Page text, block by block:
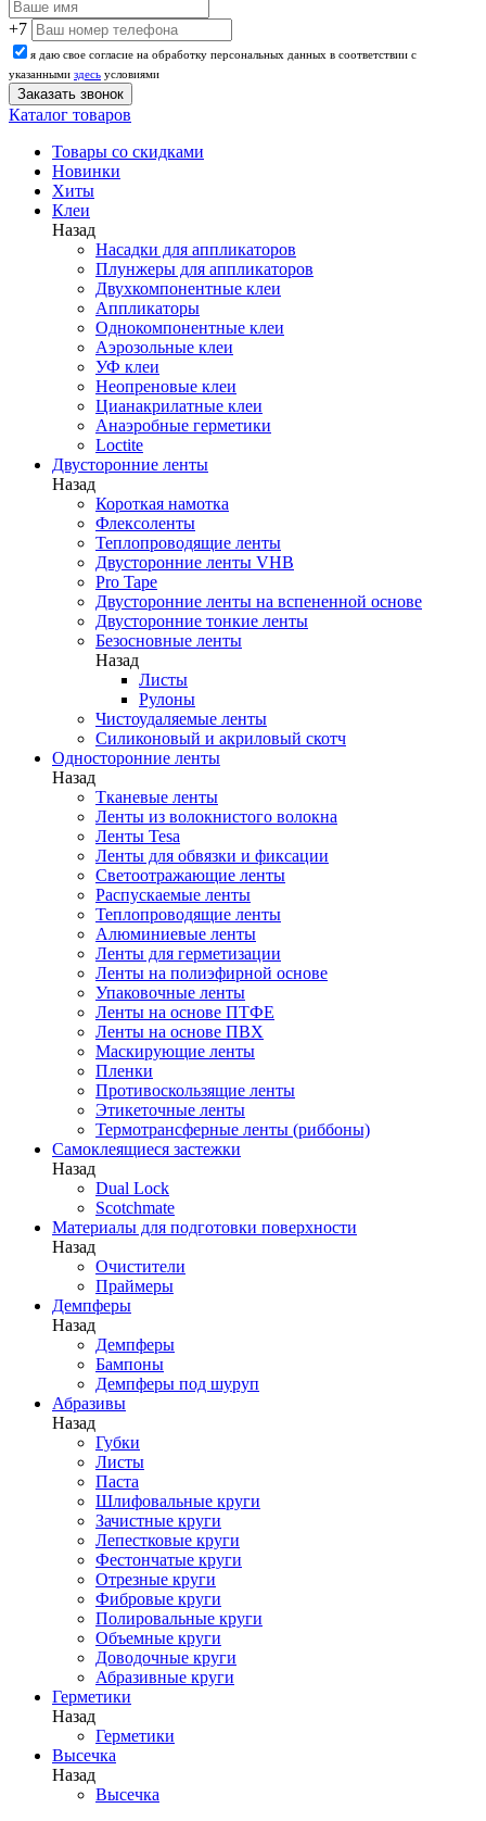
+7
я даю свое согласие на обработку персональных данных в соответствии с
указанными здесь условиями
Каталог товаров
Товары со скидками
Новинки
Хиты
Клеи
Назад
Насадки для аппликаторов
Плунжеры для аппликаторов
Двухкомпонентные клеи
Аппликаторы
Однокомпонентные клеи
Аэрозольные клеи
УФ клеи
Неопреновые клеи
Цианакрилатные клеи
Анаэробные герметики
Loctite
Двусторонние ленты
Назад
Короткая намотка
Флексоленты
Теплопроводящие ленты
Двусторонние ленты VHB
Pro Tape
Двусторонние ленты на вспененной основе
Двусторонние тонкие ленты
Безосновные ленты
Назад
Листы
Рулоны
Чистоудаляемые ленты
Силиконовый и акриловый скотч
Односторонние ленты
Назад
Тканевые ленты
Ленты из волокнистого волокна
Ленты Tesa
Ленты для обвязки и фиксации
Светоотражающие ленты
Распускаемые ленты
Теплопроводящие ленты
Алюминиевые ленты
Ленты для герметизации
Ленты на полиэфирной основе
Упаковочные ленты
Ленты на основе ПТФЕ
Ленты на основе ПВХ
Маскирующие ленты
Пленки
Противоскользящие ленты
Этикеточные ленты
Термотрансферные ленты (риббоны)
Cамоклеящиеся застежки
Назад
Dual Lock
Scotchmate
Материалы для подготовки поверхности
Назад
Очистители
Праймеры
Демпферы
Назад
Демпферы
Бампоны
Демпферы под шуруп
Абразивы
Назад
Губки
Листы
Паста
Шлифовальные круги
Зачистные круги
Лепестковые круги
Фестончатые круги
Отрезные круги
Фибровые круги
Полировальные круги
Объемные круги
Доводочные круги
Абразивные круги
Герметики
Назад
Герметики
Высечка
Назад
Высечка